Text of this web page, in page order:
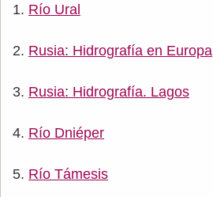
Río Ural
Rusia: Hidrografía en Europa
Rusia: Hidrografía. Lagos
Río Dniéper
Río Támesis